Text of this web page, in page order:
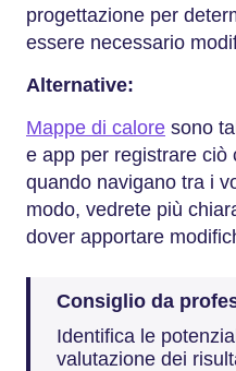
progettazione per
essere necessario
Alternative:
Mappe di calore sono
e app per registrare ciò
quando navigano tra i
modo, vedrete più
dover apportare
Consiglio da
Identifica le
valutazione dei